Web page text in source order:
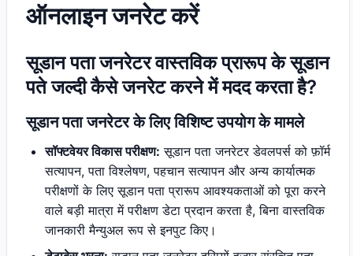
ऑनलाइन जनरेट करें
सूडान पता जनरेटर वास्तविक प्रारूप के सूडान
पते जल्दी कैसे जनरेट करने में मदद करता है?
सूडान पता जनरेटर के लिए विशिष्ट उपयोग के मामले
सॉफ्टवेयर विकास परीक्षण: सूडान पता जनरेटर डेवलपर्स को फ़ॉर्म
सत्यापन, पता विश्लेषण, पहचान सत्यापन और अन्य कार्यात्मक
परीक्षणों के लिए सूडान पता प्रारूप आवश्यकताओं को पूरा करने
वाले बड़ी मात्रा में परीक्षण डेटा प्रदान करता है, बिना वास्तविक
जानकारी मैन्युअल रूप से इनपुट किए।